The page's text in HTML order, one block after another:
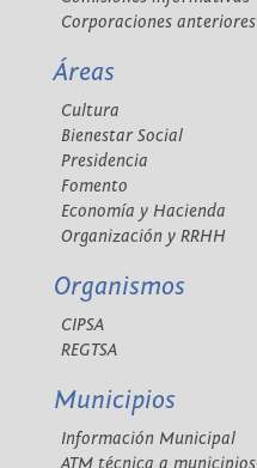
Corporaciones anteriores
Áreas
Cultura
Bienestar Social
Presidencia
Fomento
Economía y Hacienda
Organización y RRHH
Organismos
CIPSA
REGTSA
Municipios
Información Municipal
ATM técnica a municipios